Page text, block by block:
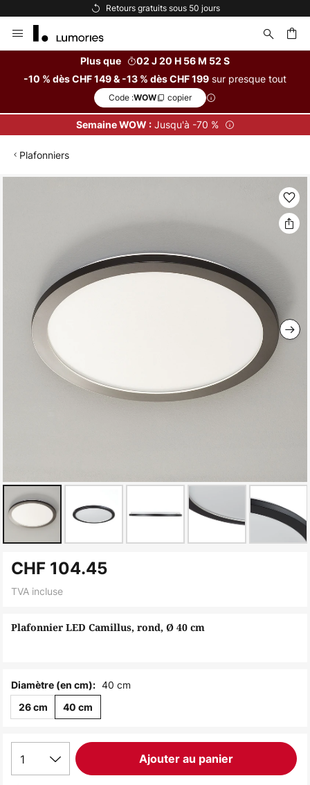
Retours gratuits sous 50 jours
Allez
au
Plus que
02 J 20 H 56 M 51 S
-10 % dès CHF 149 & -13 % dès CHF 199 sur presque tout
Code :WOW copier
Semaine WOW :Jusqu'à -70 %
Plafonniers
gallery
to
the
ofPlafonnier LED Camillus, rond, Ø 40 cm
CHF 104.45
TVA incluse
Diamètre (en cm): 40 cm
26 cm 40 cm
1 Ajouter au panier